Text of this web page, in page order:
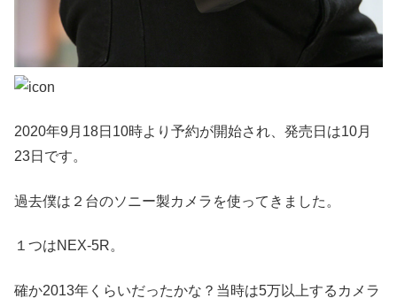
2020年9月18日10時より予約が開始され、発売日は10月
23日です。
過去僕は２台のソニー製カメラを使ってきました。
１つはNEX-5R。
確か2013年くらいだったかな？当時は5万以上するカメラ